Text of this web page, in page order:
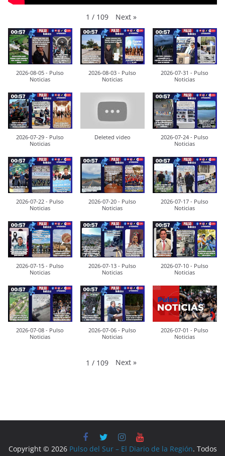
1 / 109 Next »
2026-08-05 - Pulso
Noticias
2026-08-03 - Pulso
Noticias
2026-07-31 - Pulso
Noticias
2026-07-29 - Pulso
Noticias
Deleted video
2026-07-24 - Pulso
Noticias
2026-07-22 - Pulso
Noticias
2026-07-20 - Pulso
Noticias
2026-07-17 - Pulso
Noticias
2026-07-15 - Pulso
Noticias
2026-07-13 - Pulso
Noticias
2026-07-10 - Pulso
Noticias
2026-07-08 - Pulso
Noticias
2026-07-06 - Pulso
Noticias
2026-07-01 - Pulso
Noticias
1 / 109 Next »
Copyright © 2026 Pulso del Sur – El Diario de la Región. Todos